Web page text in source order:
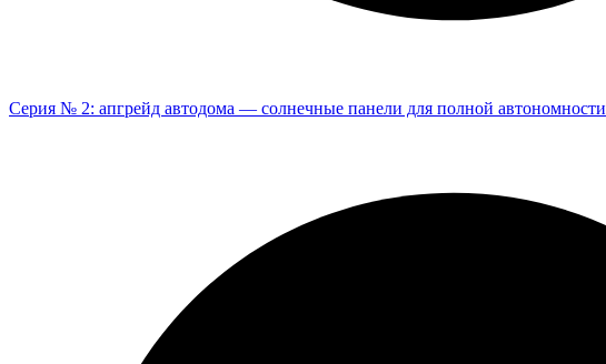
Серия № 2: апгрейд автодома — солнечные панели для полной автономности